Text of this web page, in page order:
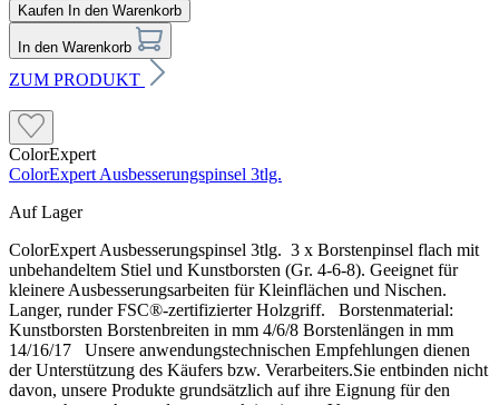
Kaufen In den Warenkorb
In den Warenkorb
ZUM PRODUKT
ColorExpert
ColorExpert Ausbesserungspinsel 3tlg.
Auf Lager
ColorExpert Ausbesserungspinsel 3tlg. 3 x Borstenpinsel flach mit
unbehandeltem Stiel und Kunstborsten (Gr. 4-6-8). Geeignet für
kleinere Ausbesserungsarbeiten für Kleinflächen und Nischen.
Langer, runder FSC®-zertifizierter Holzgriff. Borstenmaterial:
Kunstborsten Borstenbreiten in mm 4/6/8 Borstenlängen in mm
14/16/17 Unsere anwendungstechnischen Empfehlungen dienen
der Unterstützung des Käufers bzw. Verarbeiters.Sie entbinden nicht
davon, unsere Produkte grundsätzlich auf ihre Eignung für den